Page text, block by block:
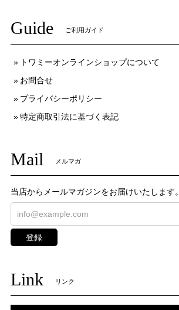
Guide ご利用ガイド
トワミーオンラインショップについて
お問合せ
プライバシーポリシー
特定商取引法に基づく表記
Mail メルマガ
当店からメールマガジンをお届けいたします。
登録
Link リンク